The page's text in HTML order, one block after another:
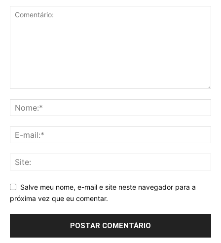
Salve meu nome, e-mail e site neste navegador para a
próxima vez que eu comentar.